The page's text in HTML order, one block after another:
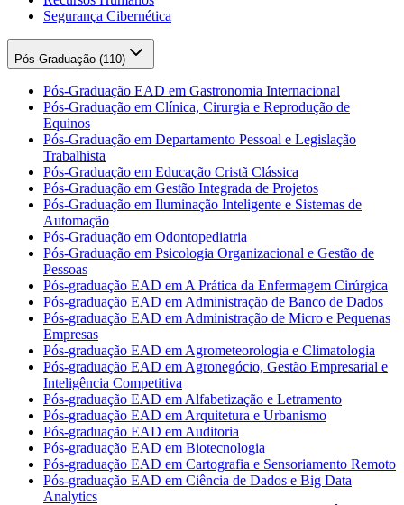
Segurança Cibernética
Pós-Graduação (110)
Pós-Graduação EAD em Gastronomia Internacional
Pós-Graduação em Clínica, Cirurgia e Reprodução de
Equinos
Pós-Graduação em Departamento Pessoal e Legislação
Trabalhista
Pós-Graduação em Educação Cristã Clássica
Pós-Graduação em Gestão Integrada de Projetos
Pós-Graduação em Iluminação Inteligente e Sistemas de
Automação
Pós-Graduação em Odontopediatria
Pós-Graduação em Psicologia Organizacional e Gestão de
Pessoas
Pós-graduação EAD em A Prática da Enfermagem Cirúrgica
Pós-graduação EAD em Administração de Banco de Dados
Pós-graduação EAD em Administração de Micro e Pequenas
Empresas
Pós-graduação EAD em Agrometeorologia e Climatologia
Pós-graduação EAD em Agronegócio, Gestão Empresarial e
Inteligência Competitiva
Pós-graduação EAD em Alfabetização e Letramento
Pós-graduação EAD em Arquitetura e Urbanismo
Pós-graduação EAD em Auditoria
Pós-graduação EAD em Biotecnologia
Pós-graduação EAD em Cartografia e Sensoriamento Remoto
Pós-graduação EAD em Ciência de Dados e Big Data
Analytics